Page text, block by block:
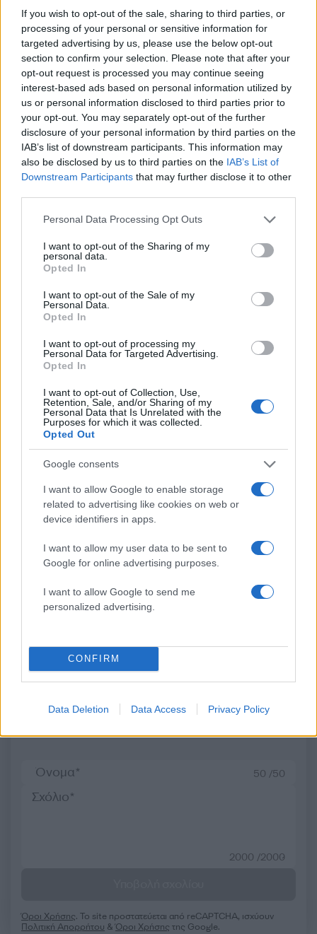
If you wish to opt-out of the sale, sharing to third parties, or
processing of your personal or sensitive information for
targeted advertising by us, please use the below opt-out
section to confirm your selection. Please note that after your
opt-out request is processed you may continue seeing
interest-based ads based on personal information utilized by
us or personal information disclosed to third parties prior to
your opt-out. You may separately opt-out of the further
disclosure of your personal information by third parties on the
IAB’s list of downstream participants. This information may
also be disclosed by us to third parties on the IAB’s List of
Downstream Participants that may further disclose it to other
Please note that this website/app uses one or more Google
not limited to your visit or usage behaviour. You may click to
grant or deny consent to Google and its third-party tags to
use your data for below specified purposes in below Google
consent section.
Personal Data Processing Opt Outs
I want to opt-out of the Sharing of my
personal data.
Opted In
I want to opt-out of the Sale of my
Personal Data.
Opted In
I want to opt-out of processing my
Personal Data for Targeted Advertising.
Opted In
I want to opt-out of Collection, Use,
Retention, Sale, and/or Sharing of my
Personal Data that Is Unrelated with the
Purposes for which it was collected.
Opted Out
Google consents
I want to allow Google to enable storage
related to advertising like cookies on web or
device identifiers in apps.
I want to allow my user data to be sent to
Google for online advertising purposes.
I want to allow Google to send me
personalized advertising.
CONFIRM
Data Deletion Data Access Privacy Policy
Στη μελέτη της η ESA εξέτασε μόνο τη
συγκεκριμένη αναπηρία του Παραολυμπιονίκη, ο
οποίος έχασε στο πόδι του σε ηλικία 19 ετών, σε
τροχαίο ατύχημα. «Προχωρούμε κατά στάδια.
Θέλαμε πρώτα να διαπιστώσουμε κατά πόσο
είναι εφικτή (μια αποστολή) προτού να
εξετάσουμε και άλλου είδους αναπηρίες», είπε ο
Ζερόμ Ρενέξ.
ΔΙΑΦΗΜΙΣΗ
Σχόλια
50 /50
2000 /2000
Όροι Χρήσης. Το site προστατεύεται από reCAPTCHA, ισχύουν
Πολιτική Απορρήτου &Όροι Χρήσης της Google.
κατηγορείται για
συμμετοχή στην τραγωδία
απευθείας από το
αεροδρόμιο
Ιράν θα τελειώσει
σύντομα – Εμείς